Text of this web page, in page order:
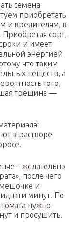
семена
приобретать
и вредителям, в
Приобретая сорт,
и имеет
энергией
что таким
веществ, а
того,
трещина —
в растворе
– желательно
после чего
мешочке и
минут. По
нужно
и просушить.